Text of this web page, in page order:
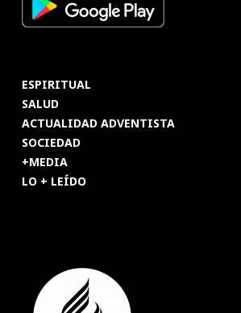
ESPIRITUAL
SALUD
ACTUALIDAD ADVENTISTA
SOCIEDAD
+MEDIA
LO + LEÍDO